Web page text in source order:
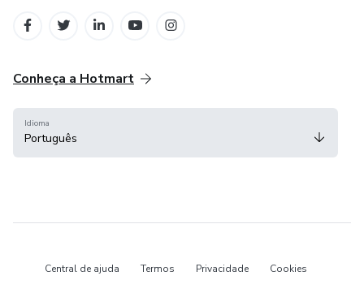
Conheça a Hotmart
Idioma
Português
Central de ajuda Termos Privacidade Cookies